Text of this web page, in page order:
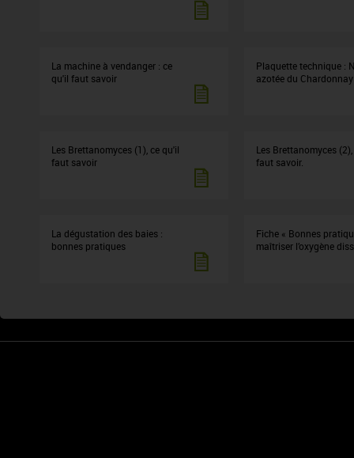
La machine à vendanger : ce
qu'il faut savoir
Plaquette technique :
azotée du Chardonnay
Les Brettanomyces (1), ce qu'il
faut savoir
Les Brettanomyces
faut savoir.
La dégustation des baies :
bonnes pratiques
Fiche « Bonnes
maîtriser l’oxygène